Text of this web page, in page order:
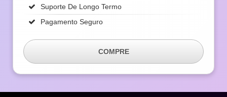
Suporte De Longo Termo
Pagamento Seguro
COMPRE